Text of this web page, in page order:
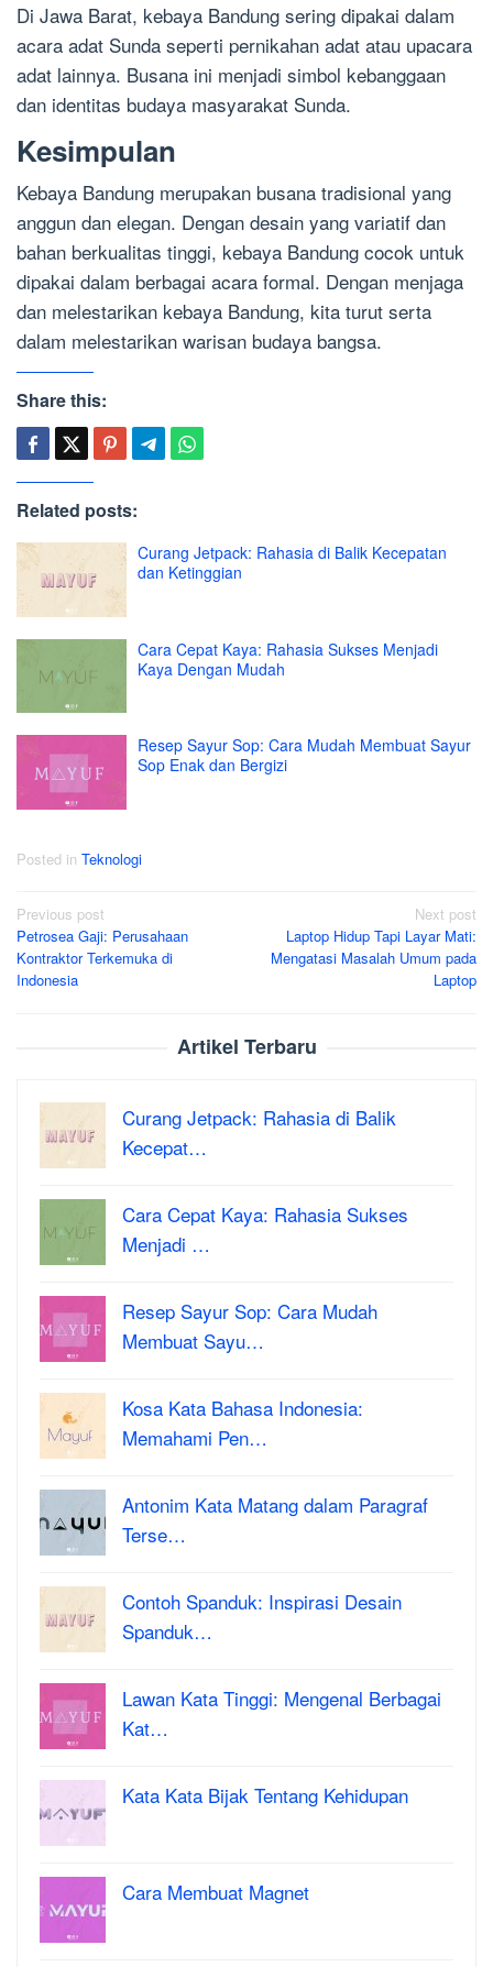
Di Jawa Barat, kebaya Bandung sering dipakai dalam
acara adat Sunda seperti pernikahan adat atau upacara
adat lainnya. Busana ini menjadi simbol kebanggaan
dan identitas budaya masyarakat Sunda.
Kesimpulan
Kebaya Bandung merupakan busana tradisional yang
anggun dan elegan. Dengan desain yang variatif dan
bahan berkualitas tinggi, kebaya Bandung cocok untuk
dipakai dalam berbagai acara formal. Dengan menjaga
dan melestarikan kebaya Bandung, kita turut serta
dalam melestarikan warisan budaya bangsa.
Share this:
Related posts:
Curang Jetpack: Rahasia di Balik Kecepatan
dan Ketinggian
Cara Cepat Kaya: Rahasia Sukses Menjadi
Kaya Dengan Mudah
Resep Sayur Sop: Cara Mudah Membuat Sayur
Sop Enak dan Bergizi
Posted in Teknologi
Post
navigation
Previous post
Petrosea Gaji: Perusahaan
Kontraktor Terkemuka di
Indonesia
Next post
Laptop Hidup Tapi Layar Mati:
Mengatasi Masalah Umum pada
Laptop
Artikel Terbaru
Curang Jetpack: Rahasia di Balik
Kecepat…
Cara Cepat Kaya: Rahasia Sukses
Menjadi …
Resep Sayur Sop: Cara Mudah
Membuat Sayu…
Kosa Kata Bahasa Indonesia:
Memahami Pen…
Antonim Kata Matang dalam Paragraf
Terse…
Contoh Spanduk: Inspirasi Desain
Spanduk…
Lawan Kata Tinggi: Mengenal Berbagai
Kat…
Kata Kata Bijak Tentang Kehidupan
Cara Membuat Magnet